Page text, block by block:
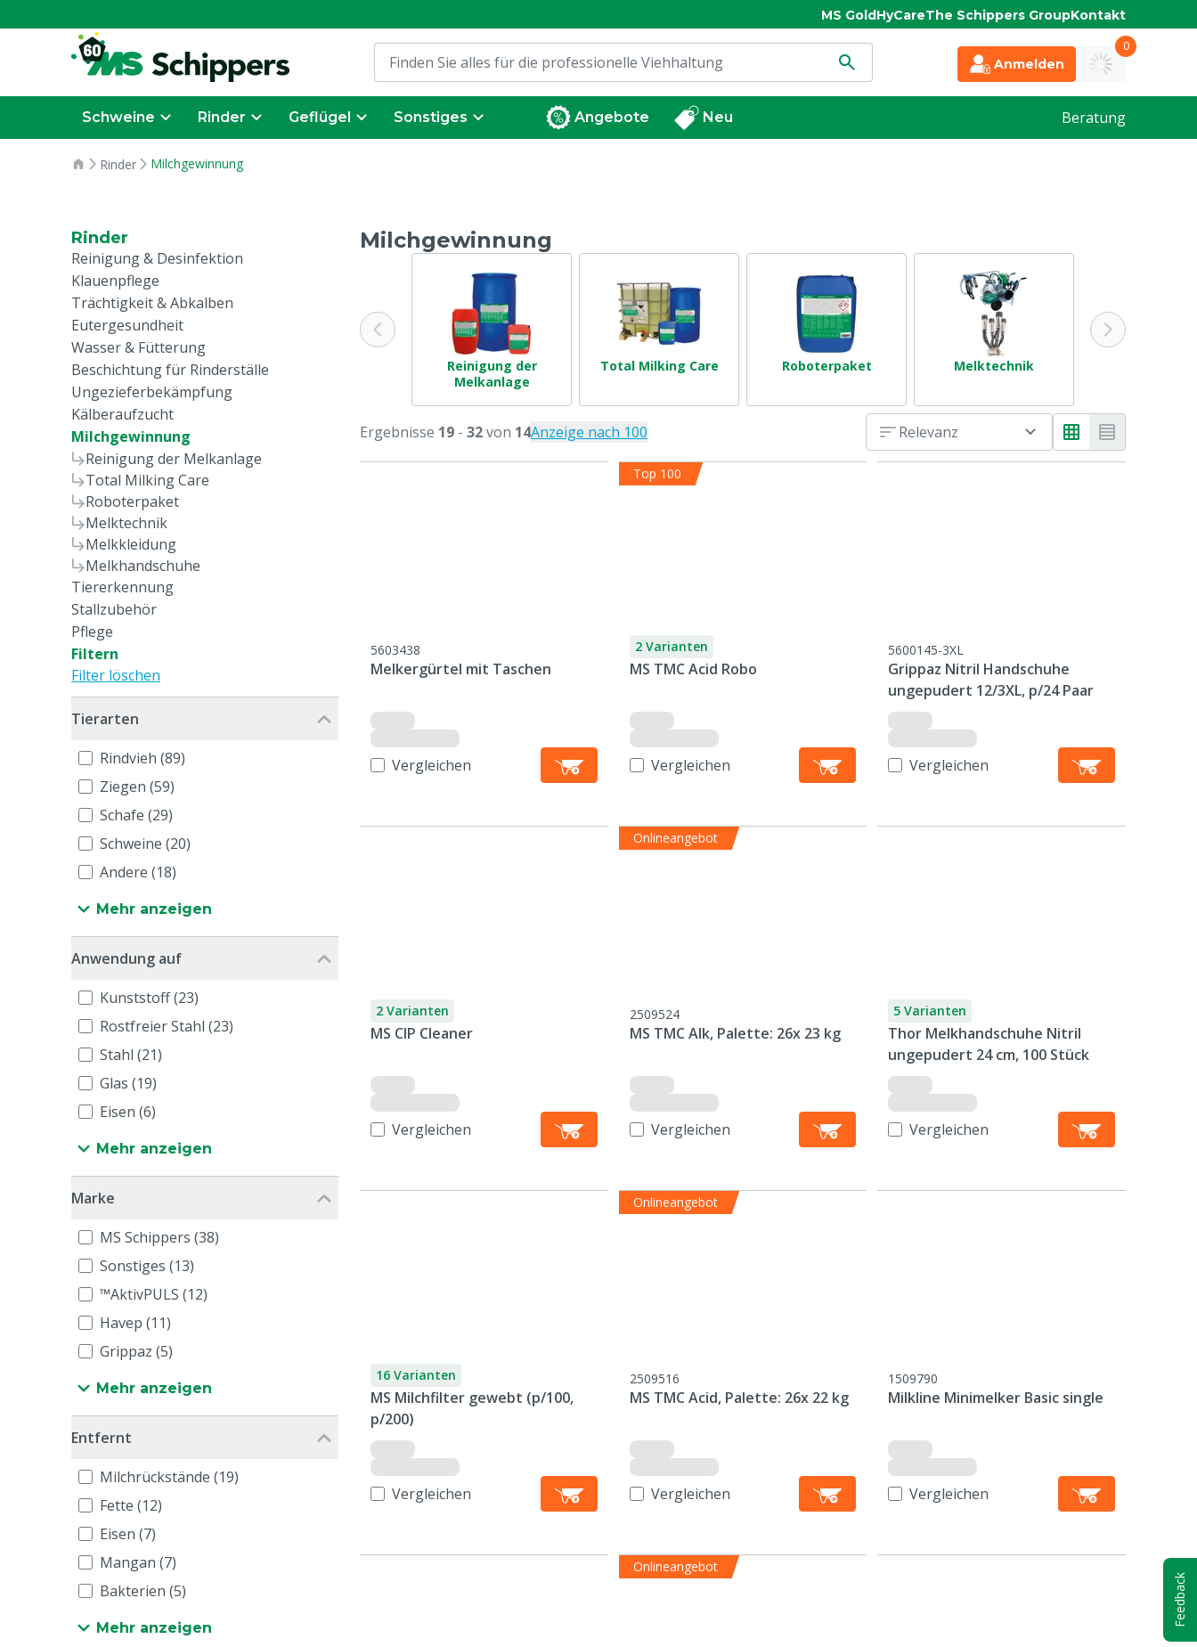
MS GoldHyCareThe Schippers GroupKontakt
Anmelden
0
Schweine Rinder Geflügel Sonstiges Angebote Neu Beratung
Rinder Milchgewinnung
Rinder
Reinigung & Desinfektion
Klauenpflege
Trächtigkeit & Abkalben
Eutergesundheit
Wasser & Fütterung
Beschichtung für Rinderställe
Ungezieferbekämpfung
Kälberaufzucht
Milchgewinnung
Reinigung der Melkanlage
Total Milking Care
Roboterpaket
Melktechnik
Melkkleidung
Melkhandschuhe
Tiererkennung
Stallzubehör
Pflege
Filtern
Filter löschen
Tierarten
Rindvieh (89)
Ziegen (59)
Schafe (29)
Schweine (20)
Andere (18)
Mehr anzeigen
Anwendung auf
Kunststoff (23)
Rostfreier Stahl (23)
Stahl (21)
Glas (19)
Eisen (6)
Mehr anzeigen
Marke
MS Schippers (38)
Sonstiges (13)
™AktivPULS (12)
Havep (11)
Grippaz (5)
Mehr anzeigen
Entfernt
Milchrückstände (19)
Fette (12)
Eisen (7)
Mangan (7)
Bakterien (5)
Mehr anzeigen
Milchgewinnung
Reinigung der
Melkanlage
Total Milking Care Roboterpaket Melktechnik
Ergebnisse 19 - 32von 14Anzeige nach 100 Relevanz
5603438
Melkergürtel mit Taschen
Vergleichen
Top 100
2 Varianten
MS TMC Acid Robo
Vergleichen
5600145-3XL
Grippaz Nitril Handschuhe
ungepudert 12/3XL, p/24 Paar
Vergleichen
2 Varianten
MS CIP Cleaner
Vergleichen
Onlineangebot
2509524
MS TMC Alk, Palette: 26x 23 kg
Vergleichen
5 Varianten
Thor Melkhandschuhe Nitril
ungepudert 24 cm, 100 Stück
Vergleichen
16 Varianten
MS Milchfilter gewebt (p/100,
p/200)
Vergleichen
Onlineangebot
2509516
MS TMC Acid, Palette: 26x 22 kg
Vergleichen
1509790
Milkline Minimelker Basic single
Vergleichen
Onlineangebot
Feedback